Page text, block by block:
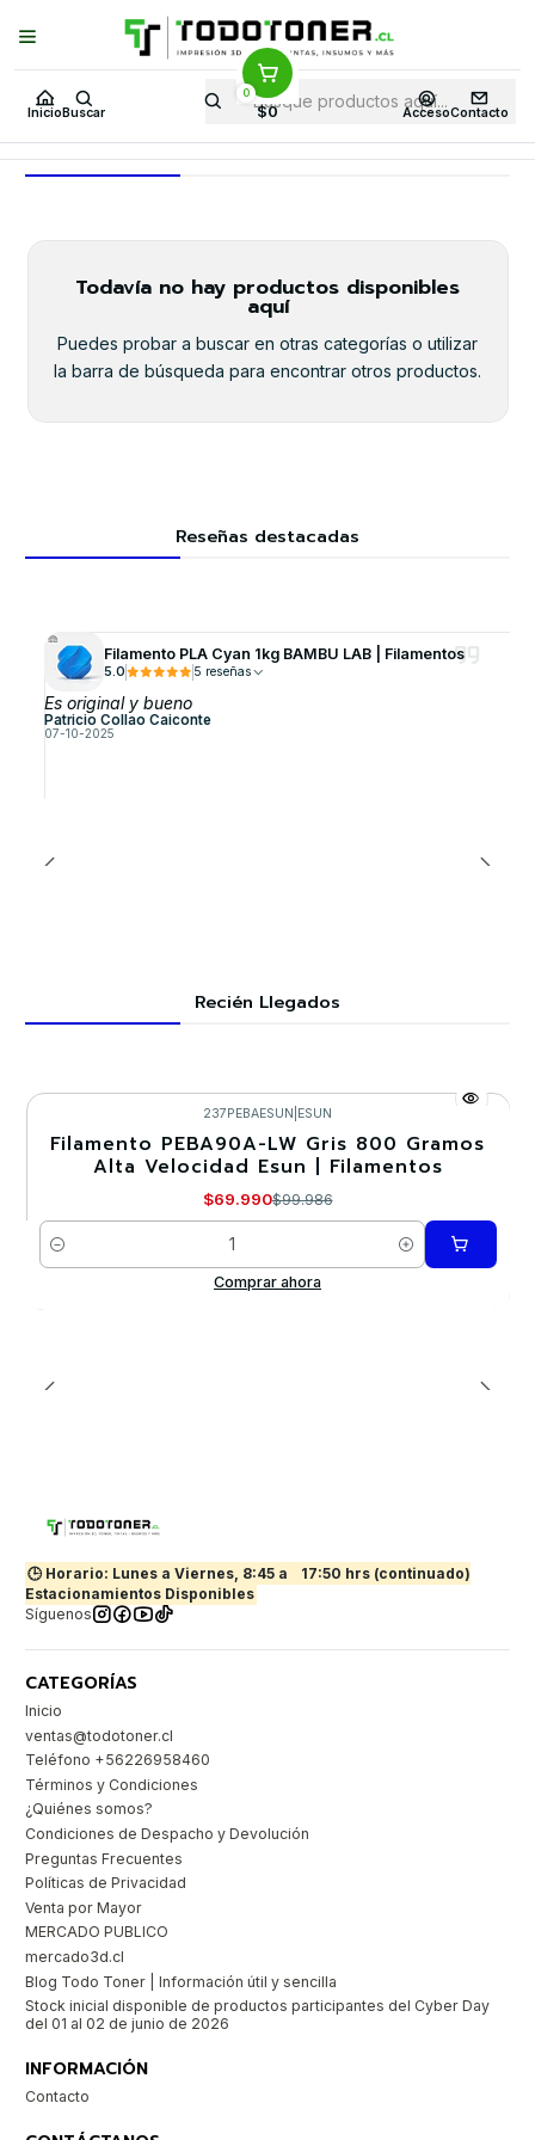
Inicio Buscar
0
$0 AccesoContacto
Puedes Elegir: Comprar enTienda· Despachoa Todo Chile · Retiro en
Tienda en24 Horas
Inicio Toner y tambor Toner Original HP Equipos HP 3052
3052
Todavía no hay productos disponibles
aquí
Puedes probar a buscar en otras categorías o utilizar
la barra de búsqueda para encontrar otros productos.
Reseñas destacadas
Filamento PLA Cyan 1kg BAMBU LAB | Filamentos
5.0 5 reseñas
Es original y bueno
Patricio Collao Caiconte
07-10-2025
Recién Llegados
-30%
237PEBAESUN ESUN
Filamento PEBA90A-LW Gris 800 Gramos
Alta Velocidad Esun | Filamentos
$69.990$99.986
Cantidad
Comprar ahora
🕒 Horario: Lunes a Viernes, 8:45 a
17:50 hrs (continuado)
Estacionamientos Disponibles
Síguenos
CATEGORÍAS
Inicio
ventas@todotoner.cl
Teléfono +56226958460
Términos y Condiciones
¿Quiénes somos?
Condiciones de Despacho y Devolución
Preguntas Frecuentes
Políticas de Privacidad
Venta por Mayor
MERCADO PUBLICO
mercado3d.cl
Blog Todo Toner | Información útil y sencilla
Stock inicial disponible de productos participantes del Cyber Day
del 01 al 02 de junio de 2026
INFORMACIÓN
Contacto